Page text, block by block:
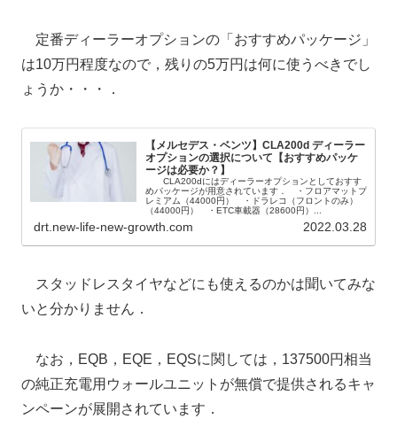
定番ディーラーオプションの「おすすめパッケージ」
は10万円程度なので，残りの5万円は何に使うべきでし
ょうか・・・．
【メルセデス・ベンツ】CLA200d ディーラー
オプションの選択について【おすすめパッケ
ージは必要か？】
CLA200dにはディーラーオプションとしておすす
めパッケージが用意されています． ・フロアマットプ
レミアム（44000円） ・ドラレコ（フロントのみ）
（44000円） ・ETC車載器（28600円）...
drt.new-life-new-growth.com 2022.03.28
スタッドレスタイヤなどにも使えるのかは聞いてみな
いと分かりません．
なお，EQB，EQE，EQSに関しては，137500円相当
の純正充電用ウォールユニットが無償で提供されるキャ
ンペーンが展開されています．